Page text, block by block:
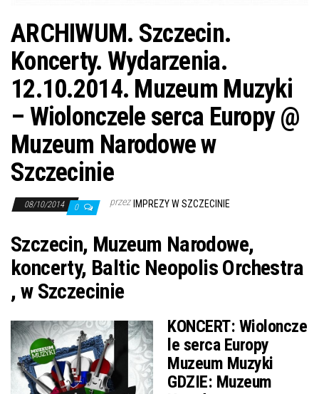
ARCHIWUM. Szczecin.
Koncerty. Wydarzenia.
12.10.2014. Muzeum Muzyki
– Wiolonczele serca Europy @
Muzeum Narodowe w
Szczecinie
08/10/2014 0 przez IMPREZY W SZCZECINIE
Szczecin, Muzeum Narodowe,
koncerty, Baltic Neopolis Orchestra
, w Szczecinie
KONCERT: Wioloncze
le serca Europy
Muzeum Muzyki
GDZIE: Muzeum